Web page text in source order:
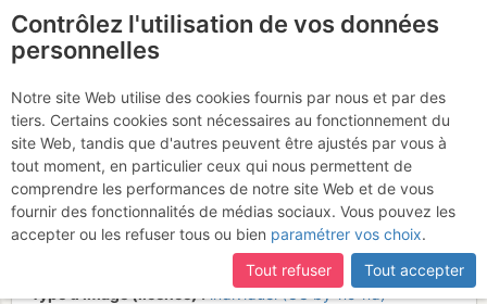
Sous la grande face
sud-est
Activités
Date/heure
Laurent DUPONT
individuel (CC by-nc-nd)
Contrôlez l'utilisation de vos données
personnelles
Notre site Web utilise des cookies fournis par nous et par des
tiers. Certains cookies sont nécessaires au fonctionnement du
site Web, tandis que d'autres peuvent être ajustés par vous à
tout moment, en particulier ceux qui nous permettent de
comprendre les performances de notre site Web et de vous
fournir des fonctionnalités de médias sociaux. Vous pouvez les
accepter ou les refuser tous ou bien paramétrer vos choix.
Tout refuser
Tout accepter